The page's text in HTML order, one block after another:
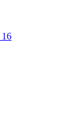
16